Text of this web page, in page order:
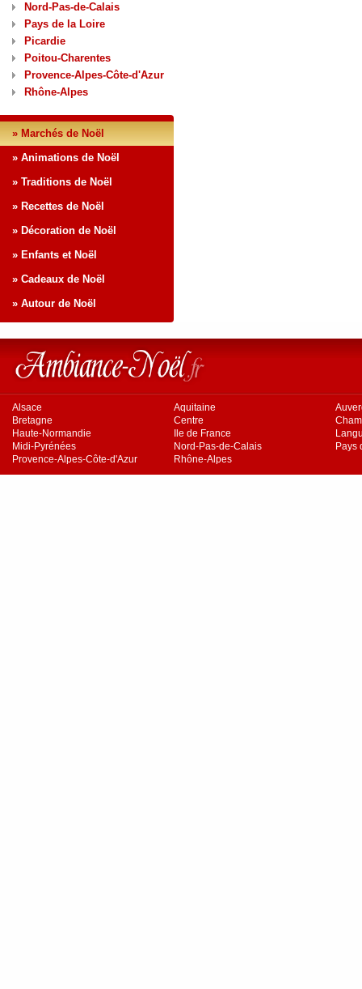
Nord-Pas-de-Calais
Pays de la Loire
Picardie
Poitou-Charentes
Provence-Alpes-Côte-d'Azur
Rhône-Alpes
» Marchés de Noël
» Animations de Noël
» Traditions de Noël
» Recettes de Noël
» Décoration de Noël
» Enfants et Noël
» Cadeaux de Noël
» Autour de Noël
Alsace Aquitaine
Bretagne
Centre
Haute-Normandie
Ile de France
Midi-Pyrénées
Nord-Pas-de-Calais
Pays
Provence-Alpes-Côte-d'Azur
Rhône-Alpes